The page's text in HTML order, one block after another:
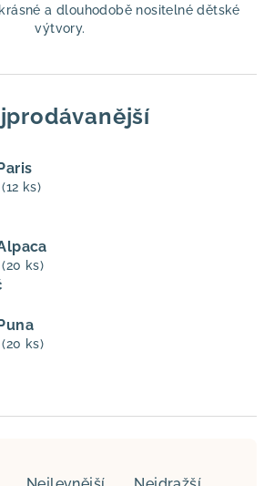
a dlouhodobě nositelné dětské
výtvory.
(12 ks)
(20 ks)
(20 ks)